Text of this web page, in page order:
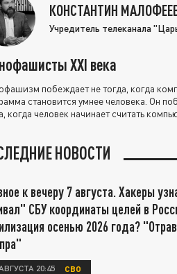
КОНСТАНТИН
Учредитель телеканала
XXI века
побеждает не тогда, когда
становится умнее человека. Он
когда человек начинает считать
НОВОСТИ
к вечеру 7 августа. Хакеры
СБУ координаты целей в
осенью 2026 года?
20:45 СВО